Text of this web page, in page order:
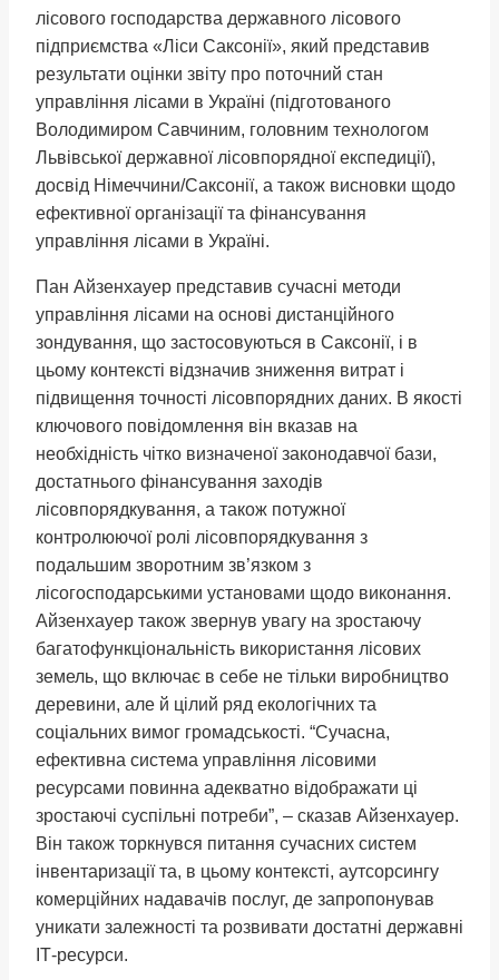
лісового господарства державного лісового
підприємства «Ліси Саксонії», який представив
результати оцінки звіту про поточний стан
управління лісами в Україні (підготованого
Володимиром Савчиним, головним технологом
Львівської державної лісовпорядної експедиції),
досвід Німеччини/Саксонії, а також висновки щодо
ефективної організації та фінансування
управління лісами в Україні.
Пан Айзенхауер представив сучасні методи
управління лісами на основі дистанційного
зондування, що застосовуються в Саксонії, і в
цьому контексті відзначив зниження витрат і
підвищення точності лісовпорядних даних. В якості
ключового повідомлення він вказав на
необхідність чітко визначеної законодавчої бази,
достатнього фінансування заходів
лісовпорядкування, а також потужної
контролюючої ролі лісовпорядкування з
подальшим зворотним зв’язком з
лісогосподарськими установами щодо виконання.
Айзенхауер також звернув увагу на зростаючу
багатофункціональність використання лісових
земель, що включає в себе не тільки виробництво
деревини, але й цілий ряд екологічних та
соціальних вимог громадськості. “Сучасна,
ефективна система управління лісовими
ресурсами повинна адекватно відображати ці
зростаючі суспільні потреби”, – сказав Айзенхауер.
Він також торкнувся питання сучасних систем
інвентаризації та, в цьому контексті, аутсорсингу
комерційних надавачів послуг, де запропонував
уникати залежності та розвивати достатні державні
ІТ-ресурси.